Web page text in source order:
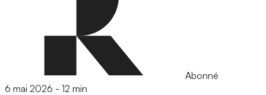
Abonné
6 mai 2026 - 12 min